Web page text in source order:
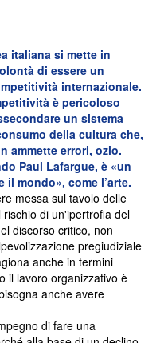
italiana si mette in
di essere un
internazionale.
è pericoloso
un sistema
della cultura che,
ammette errori, ozio.
Paul Lafargue, è «un
mondo», come l’arte.
messa sul tavolo delle
di un'ipertrofia del
discorso critico, non
pregiudiziale
anche in termini
il lavoro organizzativo è
anche avere
di fare una